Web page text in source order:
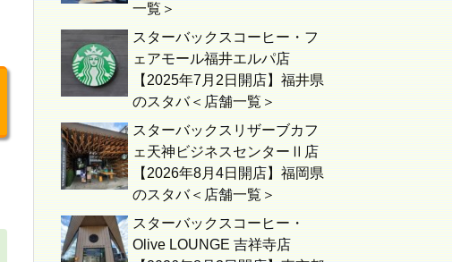
一覧＞
スターバックスコーヒー・フ
ェアモール福井エルパ店
【2025年7月2日開店】福井県
のスタバ＜店舗一覧＞
スターバックスリザーブカフ
ェ天神ビジネスセンターⅡ店
【2026年8月4日開店】福岡県
のスタバ＜店舗一覧＞
スターバックスコーヒー・
Olive LOUNGE 吉祥寺店